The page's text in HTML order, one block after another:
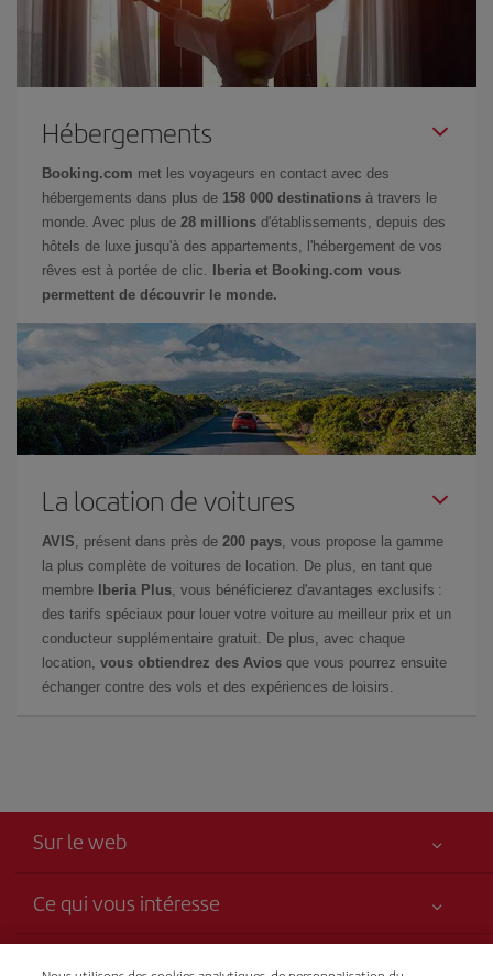
Hébergements
Booking.com met les voyageurs en contact avec des
hébergements dans plus de 158 000 destinations à travers le
monde. Avec plus de 28 millions d'établissements, depuis des
hôtels de luxe jusqu'à des appartements, l'hébergement de vos
rêves est à portée de clic.
Iberia et Booking.com vous
permettent de découvrir le monde.
La location de voitures
AVIS , présent dans près de 200 pays , vous propose la gamme
la plus complète de voitures de location. De plus, en tant que
membre
Iberia Plus , vous bénéficierez d'avantages exclusifs :
des tarifs spéciaux pour louer votre voiture au meilleur prix et un
conducteur supplémentaire gratuit. De plus, avec chaque
location, vous obtiendrez des Avios que vous pourrez ensuite
échanger contre des vols et des expériences de loisirs.
Sur le web
Ce qui vous intéresse
Votre sécurité est notre priorité
Iberia, c’est plus